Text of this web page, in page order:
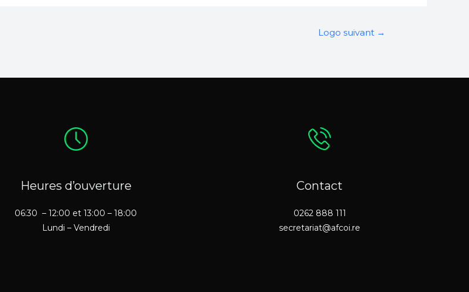
Logo suivant →
Heures d’ouverture
06:30 – 12:00 et 13:00 – 18:00
Lundi – Vendredi
Contact
0262 888 111
secretariat@afcoi.re